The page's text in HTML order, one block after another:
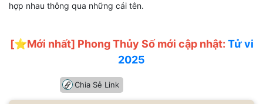
hợp nhau thông qua những cái tên.
[⭐️Mới nhất] Phong Thủy Số mới cập nhật: Tử vi
2025
Chia Sẻ Link